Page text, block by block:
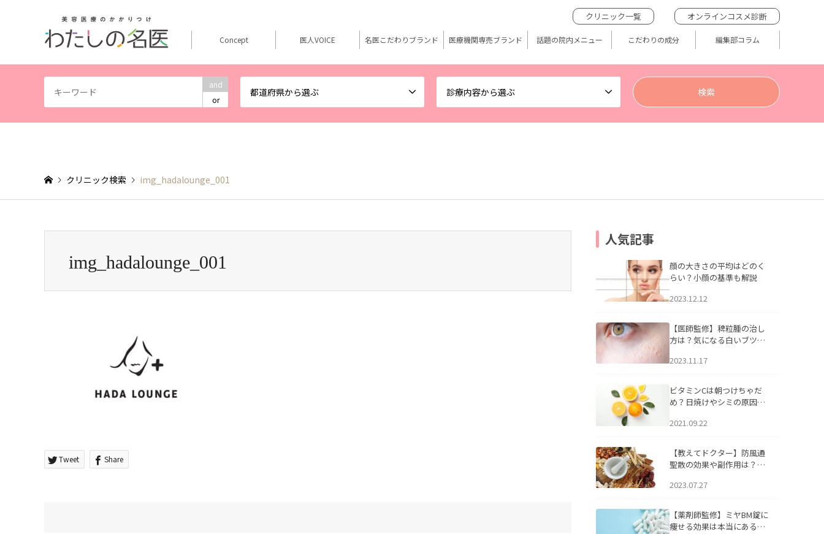
and
or
都道府県から選ぶ 診療内容から選ぶ
クリニック一覧 オンラインコスメ診断
Concept 医人VOICE 名医こだわりブランド 医療機関専売ブランド 話題の院内メニュー こだわりの成分 編集部コラム
クリニック検索 img_hadalounge_001
img_hadalounge_001
Tweet Share
人気記事
顔の大きさの平均はどのく
らい？小顔の基準も解説
2023.12.12
【医師監修】稗粒腫の治し
方は？気になる白いブツブ
アについて
2023.11.17
ビタミンCは朝つけちゃだ
め？日焼けやシミの原因に
2021.09.22
【教えてドクター】防風通
聖散の効果や副作用は？長
2023.07.27
【薬剤師監修】ミヤBM錠に
痩せる効果は本当にある